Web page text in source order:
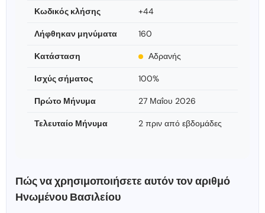
Κωδικός κλήσης +44
Λήφθηκαν μηνύματα 160
Κατάσταση Αδρανής
Ισχύς σήματος 100%
Πρώτο Μήνυμα 27 Μαΐου 2026
Τελευταίο Μήνυμα 2 πριν από εβδομάδες
Πώς να χρησιμοποιήσετε αυτόν τον αριθμό
Ηνωμένου Βασιλείου